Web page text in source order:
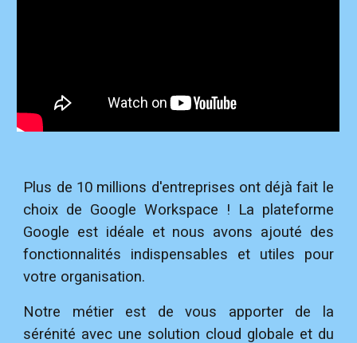
Plus de 10 millions d'entreprises ont déjà fait le
choix de Google Workspace ! La plateforme
Google est idéale et nous avons ajouté des
fonctionnalités indispensables et utiles pour
votre organisation.
Notre métier est de vous apporter de la
sérénité avec une solution cloud globale et du